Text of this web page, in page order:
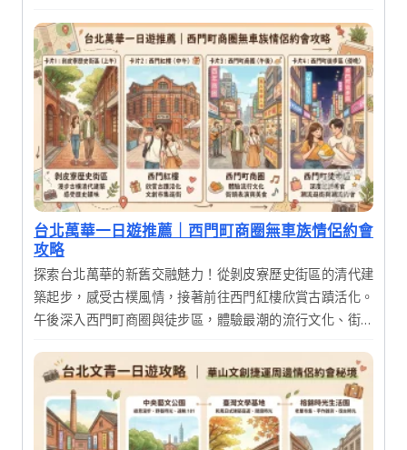
行，適合喜愛深度漫遊的您。
台北萬華一日遊推薦｜西門町商圈無車族情侶約會
攻略
探索台北萬華的新舊交融魅力！從剝皮寮歷史街區的清代建
築起步，感受古樸風情，接著前往西門紅樓欣賞古蹟活化。
午後深入西門町商圈與徒步區，體驗最潮的流行文化、街頭
一日遊。